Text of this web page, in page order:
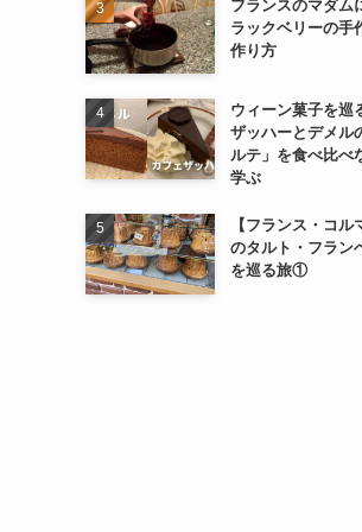
フランスのマダム
ラックベリーの手
作り方
ウィーン菓子を巡
ザッハーとデメル
ルテ」を食べ比べ
学ぶ
【フランス・コル
のタルト・フラン
を巡る旅①